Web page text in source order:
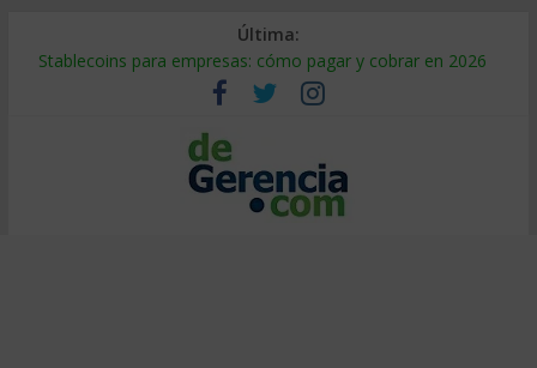
Última:
Stablecoins para empresas: cómo pagar y cobrar en 2026
Despido silencioso: qué es y por qué sale tan caro
IA en selección de personal: cómo auditarla a tiempo
Trabajo forzoso en la cadena de suministro: qué hacer
Mercado hispano de EE. UU.: cómo segmentarlo y venderle